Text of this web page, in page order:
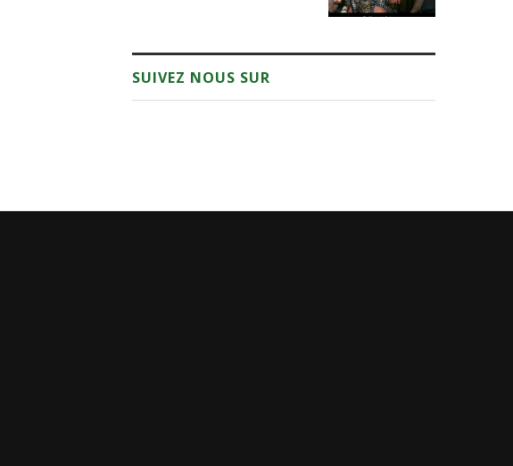
SUIVEZ NOUS SUR